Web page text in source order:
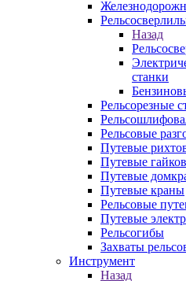
Назад
станки
Рельсорезные
Рельсовые
Путевые
Путевые
Путевые
Путевые краны
Рельсовые
Путевые
Рельсогибы
Захваты
Инструмент
Назад